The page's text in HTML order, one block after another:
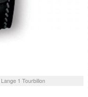
Lange 1 Tourbillon